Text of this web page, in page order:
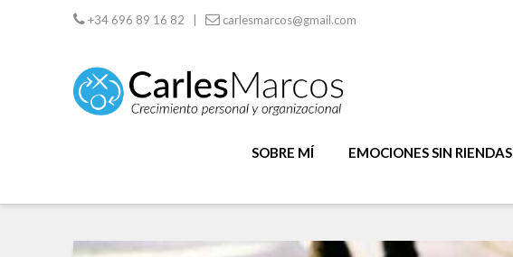
+34 696 89 16 82 | carlesmarcos@gmail.com
SOBRE MÍ EMOCIONES SIN RIENDAS